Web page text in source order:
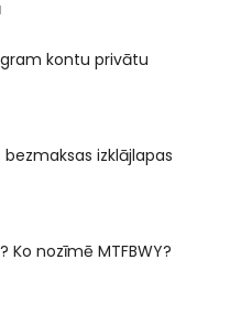
kontu privātu
izklājlapas
Ko nozīmē MTFBWY?